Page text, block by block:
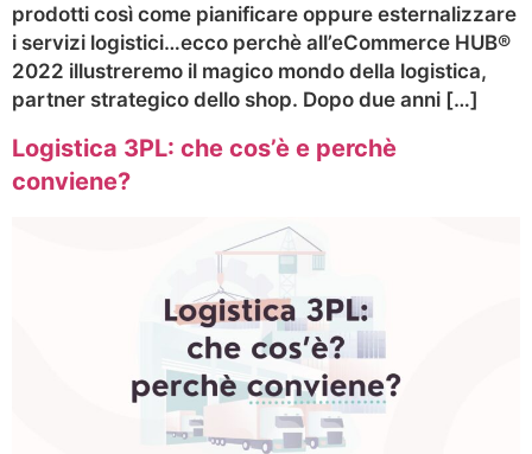
prodotti così come pianificare oppure esternalizzare
i servizi logistici…ecco perchè all’eCommerce HUB®
2022 illustreremo il magico mondo della logistica,
partner strategico dello shop. Dopo due anni […]
Logistica 3PL: che cos’è e perchè
conviene?